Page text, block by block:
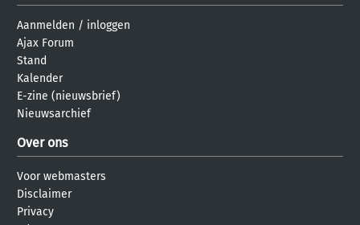
Aanmelden / inloggen
Ajax Forum
Stand
Kalender
E-zine (nieuwsbrief)
Nieuwsarchief
Over ons
Voor webmasters
Disclaimer
Privacy